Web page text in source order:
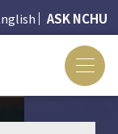
ASK NCHU